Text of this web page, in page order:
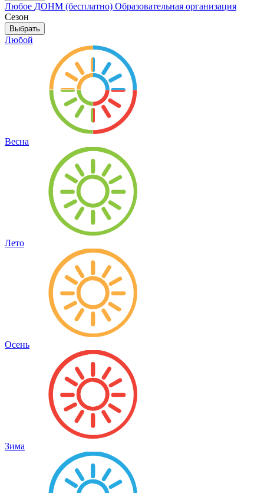
Любое ДОНМ (бесплатно) Образовательная организация
Сезон
Выбрать
Любой
Весна
Лето
Осень
Зима